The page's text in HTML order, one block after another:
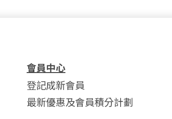
會員中心
登記成新會員
最新優惠及會員積分計劃